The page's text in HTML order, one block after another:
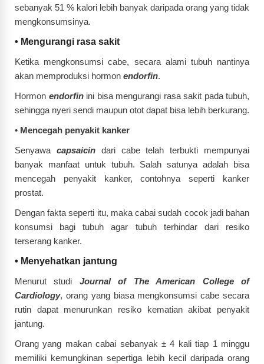
sebanyak 51 % kalori lebih banyak daripada orang yang tidak
mengkonsumsinya.
• Mengurangi rasa sakit
Ketika mengkonsumsi cabe, secara alami tubuh nantinya
akan memproduksi hormon endorfin.
Hormon endorfinini bisa mengurangi rasa sakit pada tubuh,
sehingga nyeri sendi maupun otot dapat bisa lebih berkurang.
• Mencegah penyakit kanker
Senyawa capsaicindari cabe telah terbukti mempunyai
banyak manfaat untuk tubuh. Salah satunya adalah bisa
mencegah penyakit kanker, contohnya seperti kanker
prostat.
Dengan fakta seperti itu, maka cabai sudah cocok jadi bahan
konsumsi bagi tubuh agar tubuh terhindar dari resiko
terserang kanker.
• Menyehatkan jantung
Menurut studi Journal of The American College of
Cardiology, orang yang biasa mengkonsumsi cabe secara
rutin dapat menurunkan resiko kematian akibat penyakit
jantung.
Orang yang makan cabai sebanyak ± 4 kali tiap 1 minggu
memiliki kemungkinan sepertiga lebih kecil daripada orang